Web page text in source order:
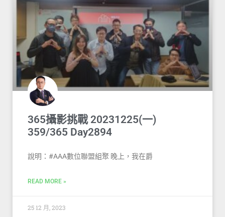
365攝影挑戰 20231225(一)
359/365 Day2894
說明：#AAA數位聯盟組聚 晚上，我在爵
READ MORE »
25 12 月, 2023